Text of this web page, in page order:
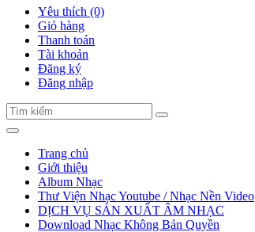
Yêu thích (0)
Giỏ hàng
Thanh toán
Tài khoản
Đăng ký
Đăng nhập
Trang chủ
Giới thiệu
Album Nhạc
Thư Viện Nhạc Youtube / Nhạc Nền Video
DỊCH VỤ SẢN XUẤT ÂM NHẠC
Download Nhạc Không Bản Quyền